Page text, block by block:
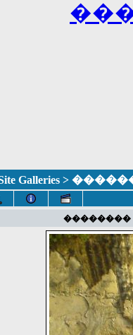
Galleries >
��������